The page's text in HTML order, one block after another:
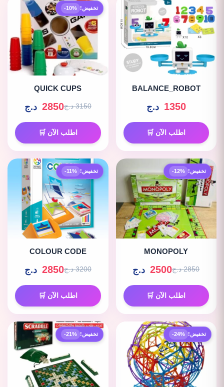
BALANCE_ROBOT
1350 د.ج
اطلب الآن 🛒
تخفيض! -10%
QUICK CUPS
3150 د.ج 2850 د.ج
اطلب الآن 🛒
تخفيض! -12%
MONOPOLY
2850 د.ج 2500 د.ج
اطلب الآن 🛒
تخفيض! -11%
COLOUR CODE
3200 د.ج 2850 د.ج
اطلب الآن 🛒
تخفيض! -24% تخفيض! -21%